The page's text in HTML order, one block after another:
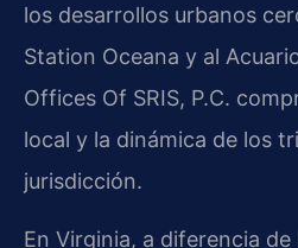
los desarrollos urbanos
Station Oceana y al
Offices Of SRIS, P.C.
local y la dinámica de los
jurisdicción.
En Virginia, a diferencia